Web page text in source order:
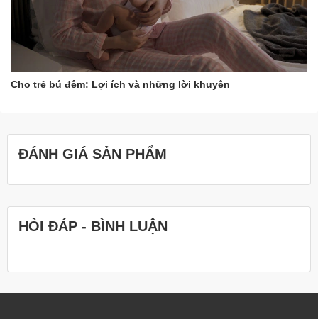
Cho trẻ bú đêm: Lợi ích và những lời khuyên
ĐÁNH GIÁ SẢN PHẨM
HỎI ĐÁP - BÌNH LUẬN